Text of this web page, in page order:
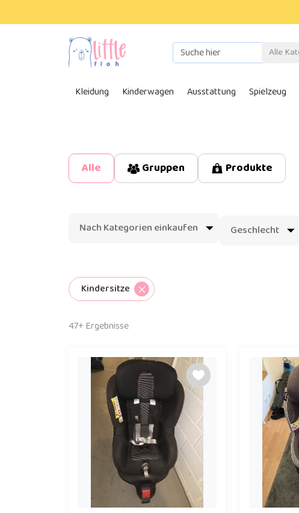
Kleidung Kinderwagen Ausstattung Spielzeug
Alle Gruppen Produkte
Nach Kategorien einkaufen Geschlecht
Kindersitze
47+ Ergebnisse